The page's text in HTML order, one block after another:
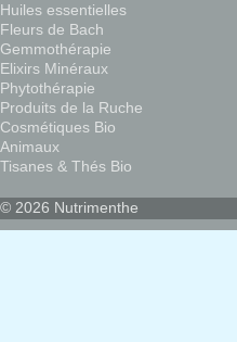
Huiles essentielles
Fleurs de Bach
Gemmothérapie
Elixirs Minéraux
Phytothérapie
Produits de la Ruche
Cosmétiques Bio
Animaux
Tisanes & Thés Bio
© 2026 Nutrimenthe